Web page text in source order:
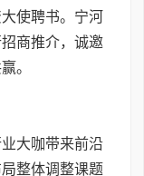
使聘书。宁河
商推介，诚邀
。
大咖带来前沿
整体调整课题